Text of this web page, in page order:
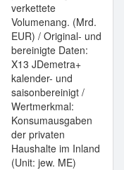
verkettete
Volumenang. (Mrd.
EUR) / Original- und
bereinigte Daten:
X13 JDemetra+
kalender- und
saisonbereinigt /
Wertmerkmal:
Konsumausgaben
der privaten
Haushalte im Inland
(Unit: jew. ME)